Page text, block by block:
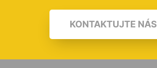
KONTAKTUJTE NÁS